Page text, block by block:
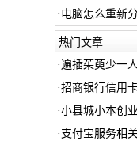
· 电脑怎么重新
热门文章
·遍插茱萸少一
·招商银行信用
·小县城小本创
· 支付宝服务相